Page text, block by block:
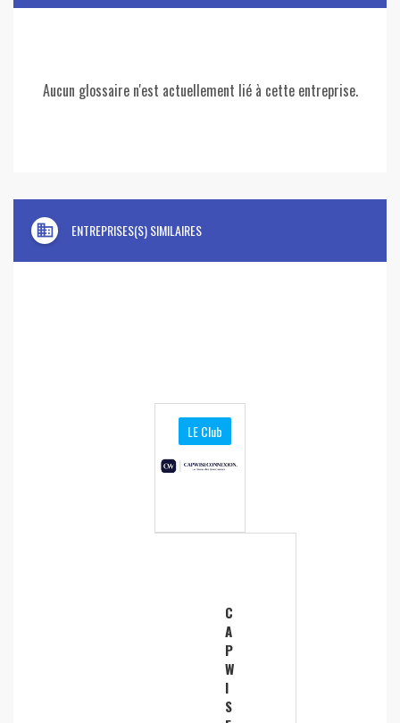
Aucun glossaire n'est actuellement lié à cette entreprise.
domain ENTREPRISES(S) SIMILAIRES
LE Club
C
A
P
W
I
S